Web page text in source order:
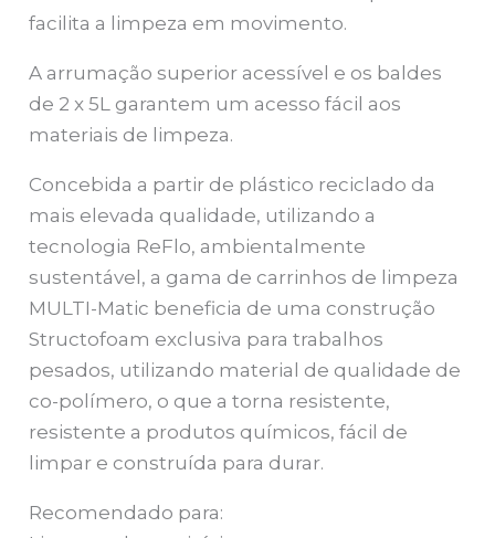
facilita a limpeza em movimento.
A arrumação superior acessível e os baldes
de 2 x 5L garantem um acesso fácil aos
materiais de limpeza.
Concebida a partir de plástico reciclado da
mais elevada qualidade, utilizando a
tecnologia ReFlo, ambientalmente
sustentável, a gama de carrinhos de limpeza
MULTI-Matic beneficia de uma construção
Structofoam exclusiva para trabalhos
pesados, utilizando material de qualidade de
co-polímero, o que a torna resistente,
resistente a produtos químicos, fácil de
limpar e construída para durar.
Recomendado para: